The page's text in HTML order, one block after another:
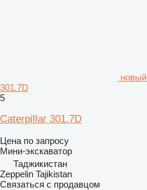
301.7D
5
Caterpillar 301.7D
Цена по запросу
Мини-экскаватор
Таджикистан
Zeppelin Tajikistan
Связаться с продавцом